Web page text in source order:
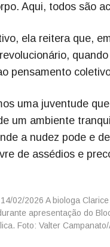
Aqui, todos são
ela reitera que,
pensamento
uma juventude
um ambiente
a nudez pode e
de assédios e